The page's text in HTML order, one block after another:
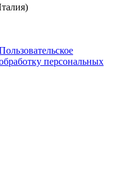
персональных